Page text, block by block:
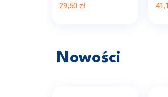
29,50 zł
Nowości